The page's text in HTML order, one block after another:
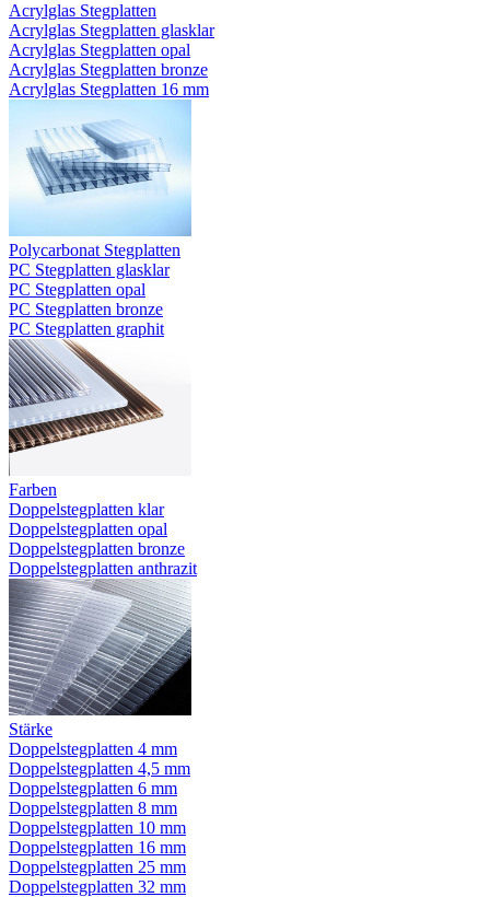
Acrylglas Stegplatten
Acrylglas Stegplatten glasklar
Acrylglas Stegplatten opal
Acrylglas Stegplatten bronze
Acrylglas Stegplatten 16 mm
Polycarbonat Stegplatten
PC Stegplatten glasklar
PC Stegplatten opal
PC Stegplatten bronze
PC Stegplatten graphit
Farben
Doppelstegplatten klar
Doppelstegplatten opal
Doppelstegplatten bronze
Doppelstegplatten anthrazit
Stärke
Doppelstegplatten 4 mm
Doppelstegplatten 4,5 mm
Doppelstegplatten 6 mm
Doppelstegplatten 8 mm
Doppelstegplatten 10 mm
Doppelstegplatten 16 mm
Doppelstegplatten 25 mm
Doppelstegplatten 32 mm